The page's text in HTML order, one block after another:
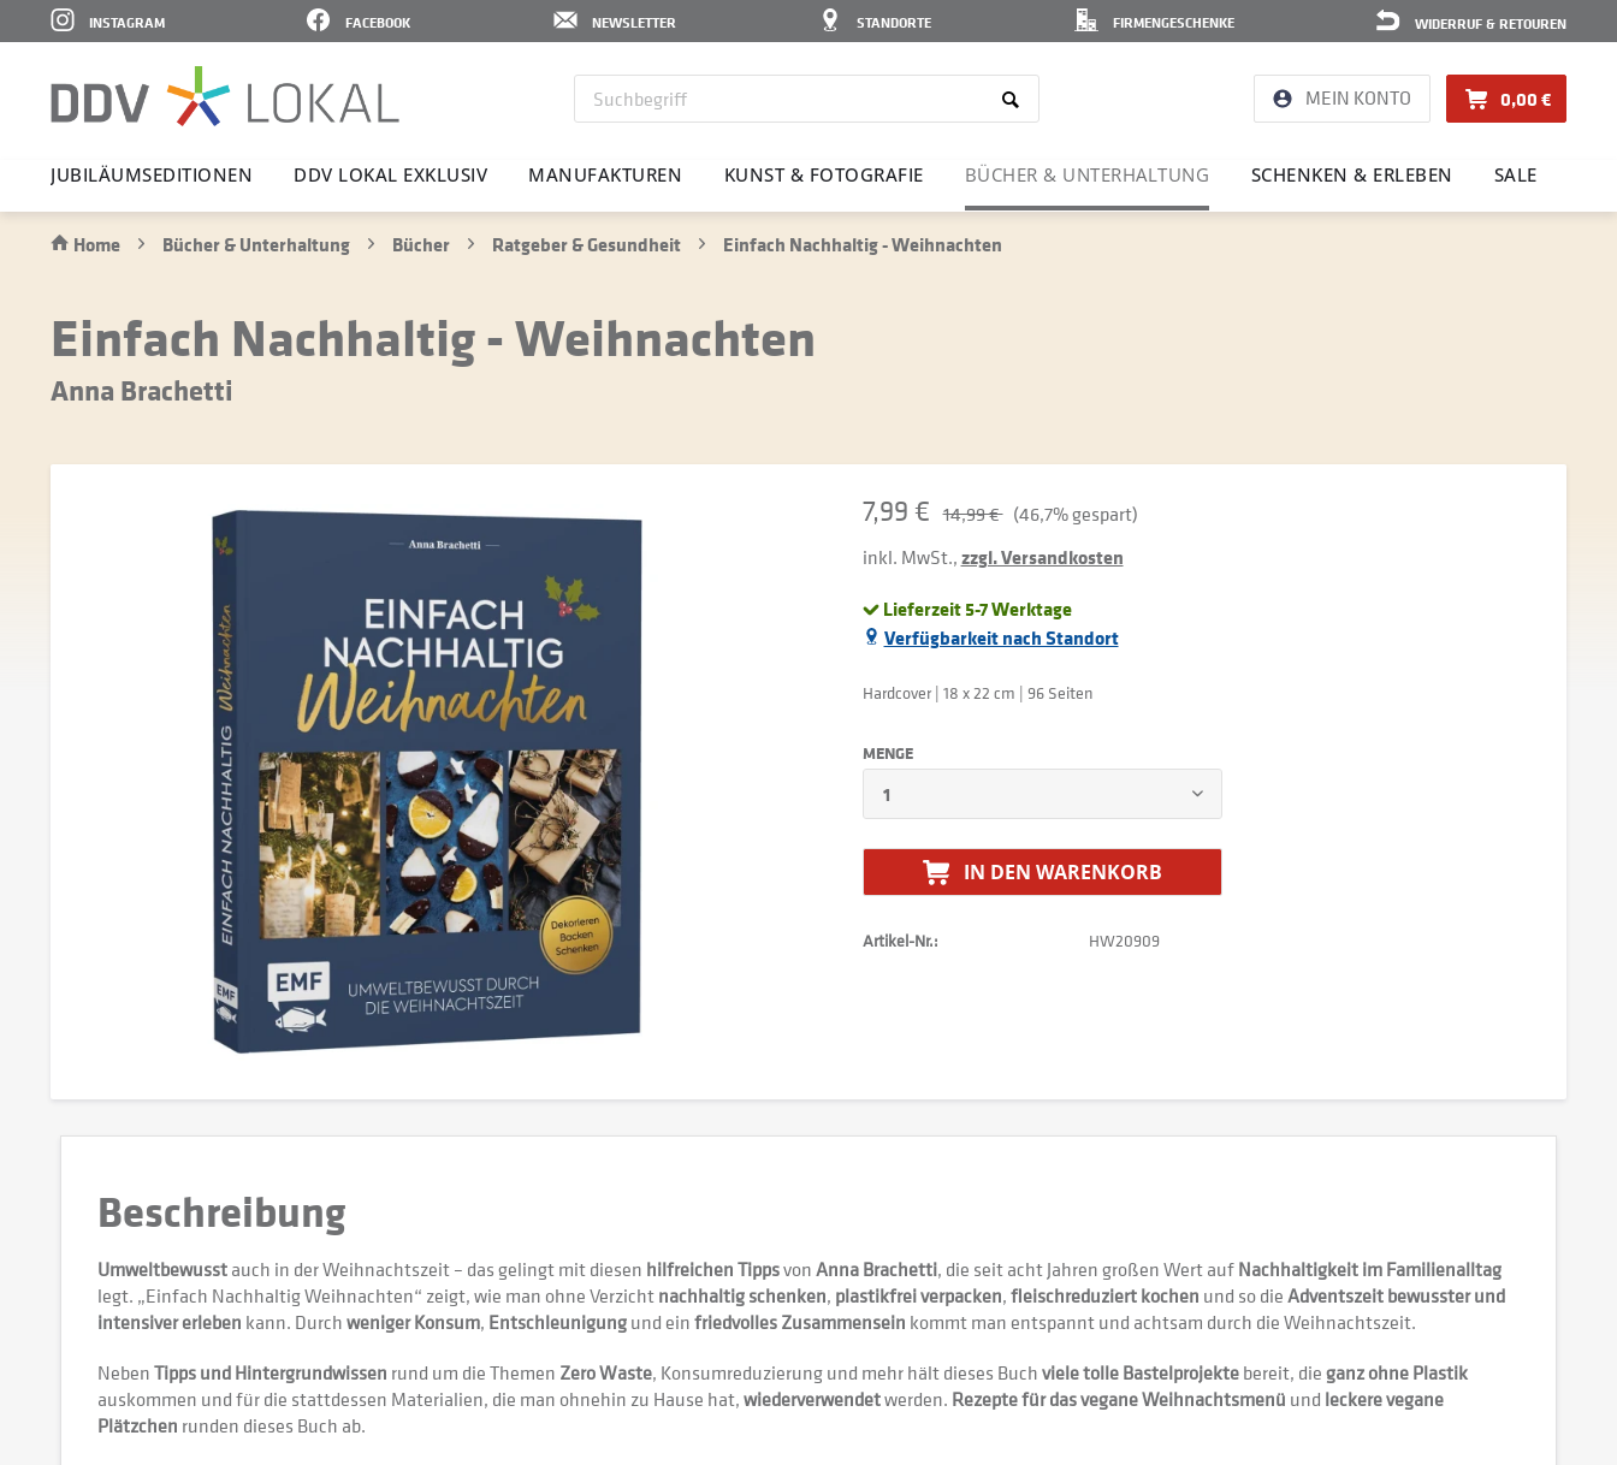
WIDERRUF & RETOUREN
FIRMENGESCHENKE
STANDORTE
NEWSLETTER
FACEBOOK
INSTAGRAM
MEIN KONTO 0,00 €
JUBI­LÄ­UMS­E­DI­TIONEN DDV LOKAL EXKLUSIV MANU­FAK­TUREN KUNST & FOTO­GRAFIE BÜCHER & UNTER­HAL­TUNG SCHENKEN & ERLEBEN SALE
Home Bücher & Unterhaltung Bücher Ratgeber & Gesundheit Einfach Nachhaltig - Weihnachten
Einfach Nachhaltig - Weihnachten
Anna Brachetti
7,99 € 14,99 € (46,7% gespart)
inkl. MwSt.,zzgl. Versandkosten
Lieferzeit 5-7 Werktage
Verfügbarkeit nach Standort
Hardcover | 18 x 22 cm | 96 Seiten
MENGE
IN DEN WARENKORB
Artikel-Nr.: HW20909
Beschreibung
Umweltbewusstauch in der Weihnachtszeit – das gelingt mit diesen hilfreichen TippsvonAnna Brachetti, die seit acht Jahren großen Wert aufNachhaltigkeit im Familienalltag
legt. „Einfach Nachhaltig Weihnachten“ zeigt, wie man ohne Verzichtnachhaltig schenken, plastikfrei verpacken,fleischreduziert kochen und so dieAdventszeit bewusster und
intensiver erleben kann. Durchweniger Konsum, Entschleunigungund einfriedvolles Zusammensein kommt man entspannt und achtsam durch die Weihnachtszeit.
NebenTipps und Hintergrundwissen rund um die Themen Zero Waste, Konsumreduzierung und mehr hält dieses Buchviele tolle Bastelprojektebereit, dieganz ohne Plastik
auskommen und für die stattdessen Materialien, die man ohnehin zu Hause hat,wiederverwendetwerden. Rezepte für das vegane Weihnachtsmenü und leckere vegane
Plätzchen runden dieses Buch ab.